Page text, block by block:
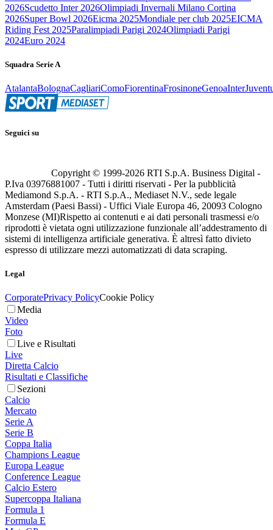
2026Scudetto Inter 2026Olimpiadi Invernali Milano Cortina
2026Super Bowl 2026Eicma 2025Mondiale per club 2025EICMA
Riding Fest 2025Paralimpiadi Parigi 2024Olimpiadi Parigi
2024Euro 2024
Squadra Serie A
AtalantaBolognaCagliariComoFiorentinaFrosinoneGenoaInter
Seguici su
Copyright © 1999-2026 RTI S.p.A. Business Digital -
P.Iva 03976881007 - Tutti i diritti riservati - Per la pubblicità
Mediamond S.p.A. - RTI S.p.A., Mediaset N.V., sede legale
Amsterdam (Paesi Bassi) - Uffici Viale Europa 46, 20093 Cologno
Monzese (MI)Rispetto ai contenuti e ai dati personali trasmessi e/o
riprodotti è vietata ogni utilizzazione funzionale all’addestramento di
sistemi di intelligenza artificiale generativa. È altresì fatto divieto
espresso di utilizzare mezzi automatizzati di data scraping.
Legal
CorporatePrivacy PolicyCookie Policy
Media
Video
Foto
Live e Risultati
Live
Diretta Calcio
Risultati e Classifiche
Sezioni
Calcio
Mercato
Serie A
Serie B
Coppa Italia
Champions League
Europa League
Conference League
Calcio Estero
Supercoppa Italiana
Formula 1
Formula E